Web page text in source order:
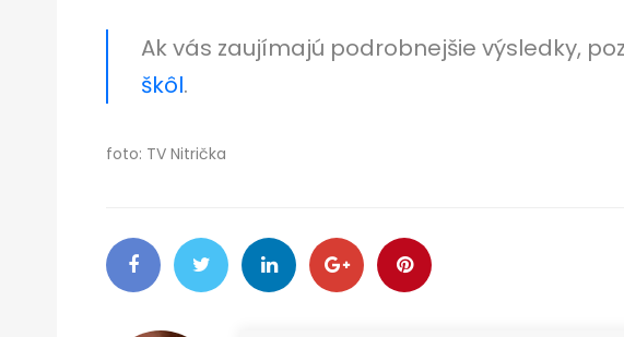
Ak vás zaujímajú podrobnejšie výsledky,
škôl.
foto: TV Nitrička